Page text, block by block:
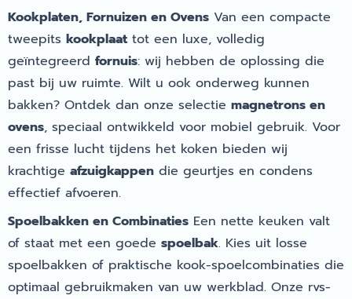
Kookplaten, Fornuizen en Ovens Van een compacte
tweepits kookplaat tot een luxe, volledig
geïntegreerd fornuis: wij hebben de oplossing die
past bij uw ruimte. Wilt u ook onderweg kunnen
bakken? Ontdek dan onze selectie magnetrons en
ovens, speciaal ontwikkeld voor mobiel gebruik. Voor
een frisse lucht tijdens het koken bieden wij
krachtige afzuigkappen die geurtjes en condens
effectief afvoeren.
Spoelbakken en Combinaties Een nette keuken valt
of staat met een goede spoelbak. Kies uit losse
spoelbakken of praktische kook-spoelcombinaties die
optimaal gebruikmaken van uw werkblad. Onze rvs-